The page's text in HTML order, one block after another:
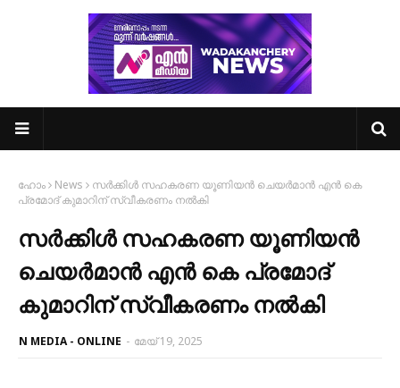
ഹോം News
സർക്കിൾ സഹകരണ യൂണിയൻ ചെയർമാൻ എൻ കെ
പ്രമോദ് കുമാറിന് സ്വീകരണം നൽകി
സർക്കിൾ സഹകരണ യൂണിയൻ
ചെയർമാൻ എൻ കെ പ്രമോദ്
കുമാറിന് സ്വീകരണം നൽകി
N MEDIA - ONLINE - മേയ് 19, 2025